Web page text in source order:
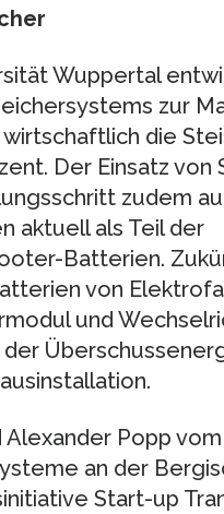
Wuppertal
zur
die
Der Einsatz von
zudem
aktuell als Teil der
Batterien.
von
und
Popp
an der
Start-up